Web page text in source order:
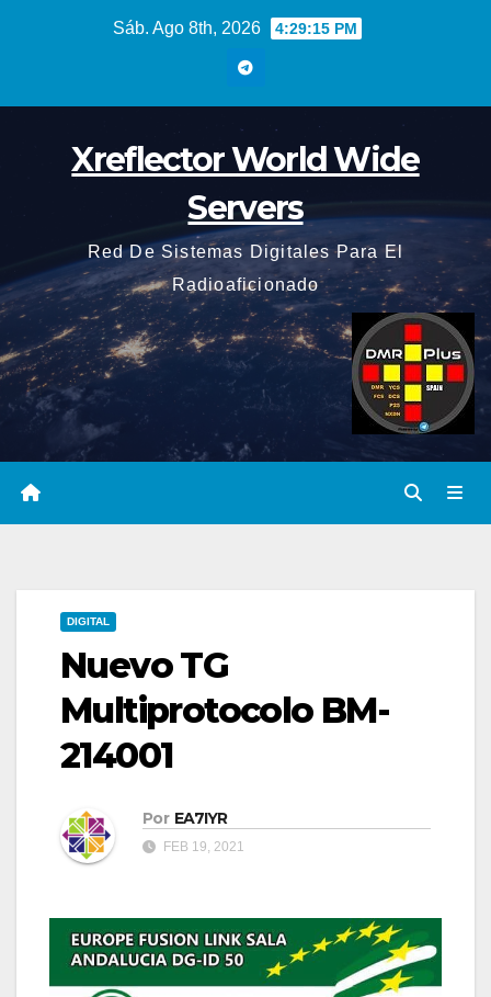
Sáb. Ago 8th, 2026 4:29:16 PM
Xreflector World Wide
Servers
Red De Sistemas Digitales Para El
Radioaficionado
DIGITAL
Nuevo TG
Multiprotocolo BM-
214001
Por EA7IYR
FEB 19, 2021